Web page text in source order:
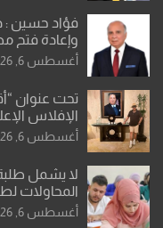
فؤاد حسين :
وإعادة فتح
تحولات
أغسطس 6, 2026
تحت عنوان
الإفلاس
الشكرجي
أغسطس 6, 2026
لا يشمل طلبة
المحاولات
أو مادتين
أغسطس 6, 2026